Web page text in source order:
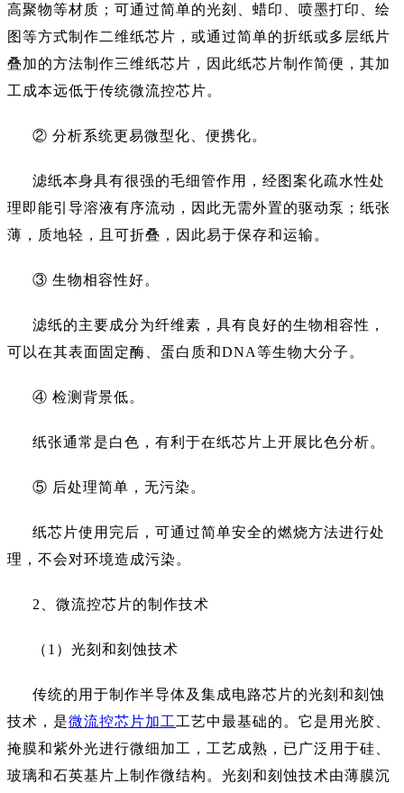
高聚物等材质；可通过简单的光刻、蜡印、喷墨打印、绘
图等方式制作二维纸芯片，或通过简单的折纸或多层纸片
叠加的方法制作三维纸芯片，因此纸芯片制作简便，其加
工成本远低于传统微流控芯片。
② 分析系统更易微型化、便携化。
滤纸本身具有很强的毛细管作用，经图案化疏水性处
理即能引导溶液有序流动，因此无需外置的驱动泵；纸张
薄，质地轻，且可折叠，因此易于保存和运输。
③ 生物相容性好。
滤纸的主要成分为纤维素，具有良好的生物相容性，
可以在其表面固定酶、蛋白质和DNA等生物大分子。
④ 检测背景低。
纸张通常是白色，有利于在纸芯片上开展比色分析。
⑤ 后处理简单，无污染。
纸芯片使用完后，可通过简单安全的燃烧方法进行处
理，不会对环境造成污染。
2、微流控芯片的制作技术
（ 1）光刻和刻蚀技术
传统的用于制作半导体及集成电路芯片的光刻和刻蚀
技术，是微流控芯片加工工艺中最基础的。它是用光胶、
掩膜和紫外光进行微细加工，工艺成熟，已广泛用于硅、
玻璃和石英基片上制作微结构。光刻和刻蚀技术由薄膜沉